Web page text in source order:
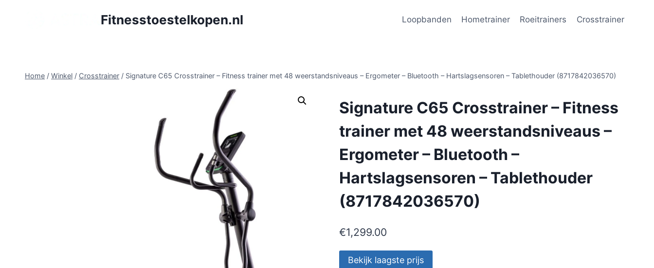
Fitnesstoestelkopen.nl Loopbanden Hometrainer Roeitrainers Crosstrainer
Home / Winkel / Crosstrainer / Signature C65 Crosstrainer – Fitness trainer met 48 weerstandsniveaus – Ergometer – Bluetooth – Hartslagsensoren – Tablethouder (8717842036570)
Signature C65 Crosstrainer – Fitness
trainer met 48 weerstandsniveaus –
Ergometer – Bluetooth –
Hartslagsensoren – Tablethouder
(8717842036570)
€1,299.00
Bekijk laagste prijs